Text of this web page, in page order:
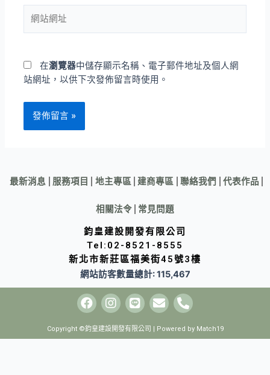
在瀏覽器中儲存顯示名稱、電子郵件地址及個人網
站網址，以供下次發佈留言時使用。
最新消息 服務項目 地主專區 建商專區 聯絡我們 代表作品
相關法令 常見問題
鈞皇建設開發有限公司
Tel:02-8521-8555
新北市新莊區福美街45號3樓
網站訪客數量總計: 115,467
Copyright ©鈞皇建設開發有限公司 | Powered by Match19